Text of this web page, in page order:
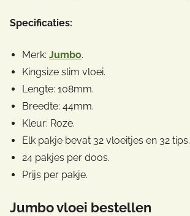
Specificaties:
Merk: Jumbo.
Kingsize slim vloei.
Lengte: 108mm.
Breedte: 44mm.
Kleur: Roze.
Elk pakje bevat 32 vloeitjes en 32 tips.
24 pakjes per doos.
Prijs per pakje.
Jumbo vloei bestellen